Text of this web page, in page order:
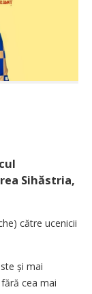
Sihăstria,
către ucenicii
și mai
cea mai